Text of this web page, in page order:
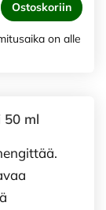
Ostoskoriin
on alle
50 ml